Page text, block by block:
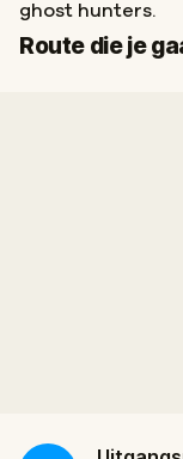
ghost hunters.
Route die je
Start
Finish